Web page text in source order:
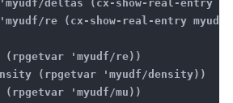
deltas (cx-show-real-entry
re (cx-show-real-entry
'myudf/re))
(rpgetvar 'myudf/density))
'myudf/mu))